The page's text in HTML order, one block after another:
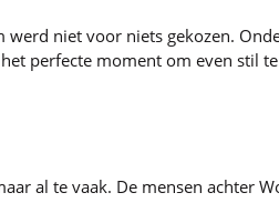
niet voor niets gekozen.
perfecte moment om even stil
al te vaak. De mensen achter